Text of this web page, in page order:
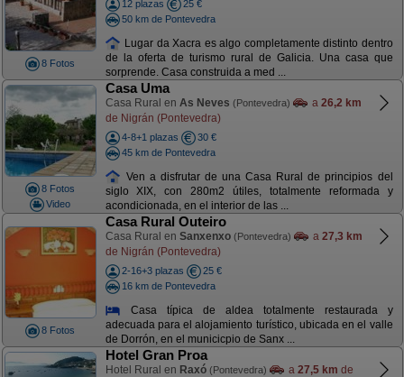
8 Fotos
12 plazas
25 €
50 km de Pontevedra
Lugar da Xacra es algo completamente distinto dentro
de la oferta de turismo rural de Galicia. Una casa que
sorprende. Casa construida a med ...
8 Fotos
Video
Casa Uma
Casa Rural en As Neves (Pontevedra) a 26,2 km
de Nigrán (Pontevedra)
4-8+1 plazas
30 €
45 km de Pontevedra
Ven a disfrutar de una Casa Rural de principios del
siglo XIX, con 280m2 útiles, totalmente reformada y
acondicionada, en el interior de las ...
8 Fotos
Casa Rural Outeiro
Casa Rural en Sanxenxo (Pontevedra) a 27,3 km
de Nigrán (Pontevedra)
2-16+3 plazas
25 €
16 km de Pontevedra
Casa típica de aldea totalmente restaurada y
adecuada para el alojamiento turístico, ubicada en el valle
de Dorrón, en el municicpio de Sanx ...
Hotel Gran Proa
Hotel Rural en Raxó (Pontevedra) a 27,5 km de